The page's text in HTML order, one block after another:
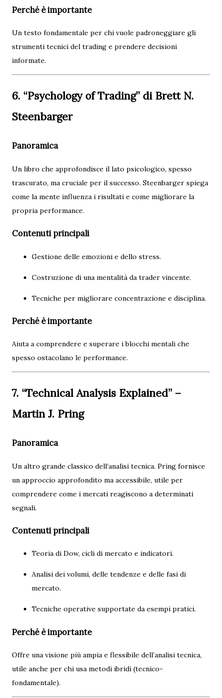
Perché è importante
Un testo fondamentale per chi vuole padroneggiare gli
strumenti tecnici del trading e prendere decisioni
informate.
6. “Psychology of Trading” di Brett N.
Steenbarger
Panoramica
Un libro che approfondisce il lato psicologico, spesso
trascurato, ma cruciale per il successo. Steenbarger spiega
come la mente influenza i risultati e come migliorare la
propria performance.
Contenuti principali
Gestione delle emozioni e dello stress.
Costruzione di una mentalità da trader vincente.
Tecniche per migliorare concentrazione e disciplina.
Perché è importante
Aiuta a comprendere e superare i blocchi mentali che
spesso ostacolano le performance.
7. “Technical Analysis Explained” –
Martin J. Pring
Panoramica
Un altro grande classico dell’analisi tecnica. Pring fornisce
un approccio approfondito ma accessibile, utile per
comprendere come i mercati reagiscono a determinati
segnali.
Contenuti principali
Teoria di Dow, cicli di mercato e indicatori.
Analisi dei volumi, delle tendenze e delle fasi di
mercato.
Tecniche operative supportate da esempi pratici.
Perché è importante
Offre una visione più ampia e flessibile dell’analisi tecnica,
utile anche per chi usa metodi ibridi (tecnico-
fondamentale).